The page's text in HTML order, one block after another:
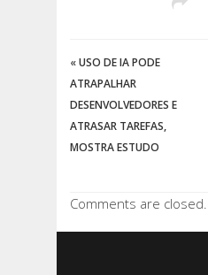
«USO DE IA PODE
ATRAPALHAR
DESENVOLVEDORES E
ATRASAR TAREFAS,
MOSTRA ESTUDO
Comments are closed.